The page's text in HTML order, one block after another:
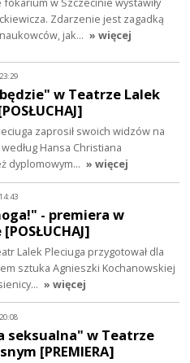
Zdarzenie jest zagadką
jak… » więcej
w Teatrze Lalek
zaprosił swoich widzów na
Hansa Christiana
dyplomowym… » więcej
- premiera w
Lalek Pleciuga przygotował dla
sztuka Agnieszki Kochanowskiej
» więcej
seksualna" w Teatrze
[PREMIERA]